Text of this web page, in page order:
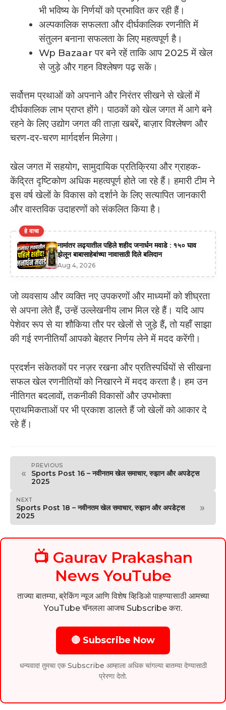
भी भविष्य के निर्णयों को प्रभावित कर रही हैं।
अल्पकालिक सफलता और दीर्घकालिक रणनीति में
संतुलन बनाना सफलता के लिए महत्वपूर्ण है।
Wp Bazaar पर बने रहें ताकि आप 2025 में खेल
से जुड़े और गहन विश्लेषण पढ़ सकें।
सर्वोत्तम प्रथाओं को अपनाने और निरंतर सीखने से खेलों में
दीर्घकालिक लाभ प्राप्त होंगे। पाठकों को खेल जगत में आगे बने
रहने के लिए उद्योग जगत की ताज़ा खबरें, बाज़ार विश्लेषण और
चरण-दर-चरण मार्गदर्शन मिलेगा।
खेल जगत में सहयोग, सामुदायिक प्रतिक्रिया और ग्राहक-
केंद्रित दृष्टिकोण अधिक महत्वपूर्ण होते जा रहे हैं। हमारी टीम ने
इस वर्ष खेलों के विकास को दर्शाने के लिए सत्यापित जानकारी
और वास्तविक उदाहरणों को संकलित किया है।
हे वाचा
नामांतर लढ्यातील पहिले शहीद जनार्धन मवाडे : १५० घाव
झेलून बाबासाहेबांच्या नावासाठी दिले बलिदान
Aug 4, 2026
जो व्यवसाय और व्यक्ति नए उपकरणों और माध्यमों को शीघ्रता
से अपना लेते हैं, उन्हें उल्लेखनीय लाभ मिल रहे हैं। यदि आप
पेशेवर रूप से या शौकिया तौर पर खेलों से जुड़े हैं, तो यहाँ साझा
की गई रणनीतियाँ आपको बेहतर निर्णय लेने में मदद करेंगी।
प्रदर्शन संकेतकों पर नज़र रखना और प्रतिस्पर्धियों से सीखना
सफल खेल रणनीतियों को निखारने में मदद करता है। हम उन
नीतिगत बदलावों, तकनीकी विकासों और उपभोक्ता
प्राथमिकताओं पर भी प्रकाश डालते हैं जो खेलों को आकार दे
रहे हैं।
«
PREVIOUS
Sports Post 16 – नवीनतम खेल समाचार, रुझान और अपडेट्स
2025
NEXT
Sports Post 18 – नवीनतम खेल समाचार, रुझान और अपडेट्स
2025
»
📺 Gaurav Prakashan
News YouTube
ताज्या बातम्या, ब्रेकिंग न्यूज आणि विशेष व्हिडिओ पाहण्यासाठी आमच्या
YouTube चॅनलला आजच Subscribe करा.
🔴 Subscribe Now
धन्यवाद! तुमचा एक Subscribe आम्हाला अधिक चांगल्या बातम्या देण्यासाठी
प्रेरणा देतो.